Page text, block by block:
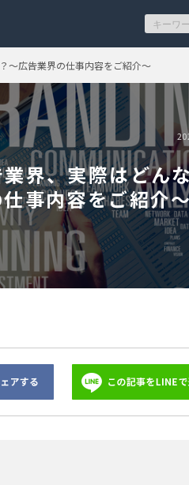
～広告業界の仕事内容をご紹介～
界、実際はどん
事内容をご紹介